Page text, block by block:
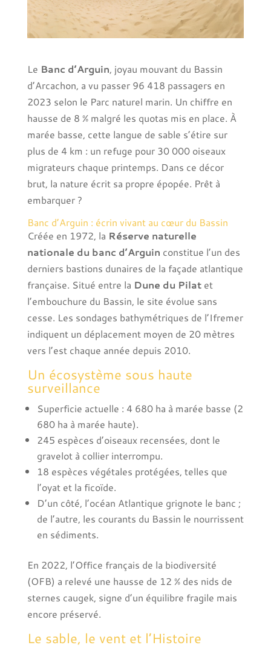
Le Banc d’Arguin, joyau mouvant du Bassin
d’Arcachon, a vu passer 96 418 passagers en
2023 selon le Parc naturel marin. Un chiffre en
hausse de 8 % malgré les quotas mis en place. À
marée basse, cette langue de sable s’étire sur
plus de 4 km : un refuge pour 30 000 oiseaux
migrateurs chaque printemps. Dans ce décor
brut, la nature écrit sa propre épopée. Prêt à
embarquer ?
Banc d’Arguin : écrin vivant au cœur du Bassin
Créée en 1972, la Réserve naturelle
nationale du banc d’Arguin constitue l’un des
derniers bastions dunaires de la façade atlantique
française. Situé entre la Dune du Pilatet
l’embouchure du Bassin, le site évolue sans
cesse. Les sondages bathymétriques de l’Ifremer
indiquent un déplacement moyen de 20 mètres
vers l’est chaque année depuis 2010.
Un écosystème sous haute
surveillance
Superficie actuelle : 4 680 ha à marée basse (2
680 ha à marée haute).
245 espèces d’oiseaux recensées, dont le
gravelot à collier interrompu.
18 espèces végétales protégées, telles que
l’oyat et la ficoïde.
D’un côté, l’océan Atlantique grignote le banc ;
de l’autre, les courants du Bassin le nourrissent
en sédiments.
En 2022, l’Office français de la biodiversité
(OFB) a relevé une hausse de 12 % des nids de
sternes caugek, signe d’un équilibre fragile mais
encore préservé.
Le sable, le vent et l’Histoire